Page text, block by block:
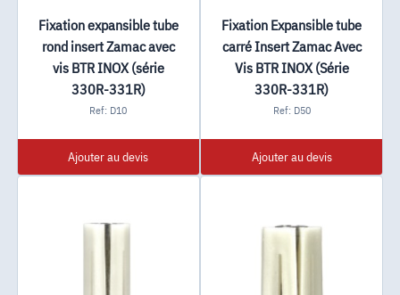
Fixation expansible tube
rond insert Zamac avec
vis BTR INOX (série
330R-331R)
Ref: D10
Ajouter au devis
Fixation Expansible tube
carré Insert Zamac Avec
Vis BTR INOX (Série
330R-331R)
Ref: D50
Ajouter au devis